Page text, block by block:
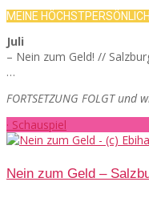
MEINE
Juli
– Nein zum Geld! //
…
FORTSETZUNG FOLGT
· Schauspiel
Nein zum Geld –